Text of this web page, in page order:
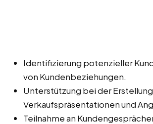
Identifizierung potenzieller
von Kundenbeziehungen.
Unterstützung bei der
Verkaufspräsentationen und
Teilnahme an